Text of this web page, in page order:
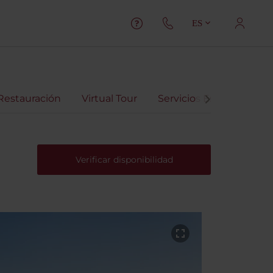
ES
Virtual Tour Servicios Especiales
Verificar disponibilidad